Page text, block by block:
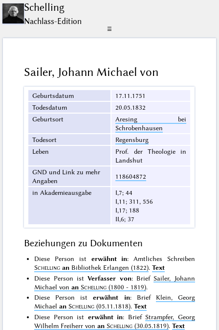
Schelling
Nachlass-Edition
☰
Sailer, Johann Michael von
Geburtsdatum
17.11.1751
Todesdatum
20.05.1832
Geburtsort
Aresing bei
Schrobenhausen
Todesort
Regensburg
Leben
Prof. der Theologie in
Landshut
GND und Link zu mehr
Angaben
118604872
in Akademieausgabe
I,7; 44
I,11; 311, 556
I,17; 188
II,6; 37
Beziehungen zu Dokumenten
Diese Person ist erwähnt in: Amtliches Schreiben
Schelling an Bibliothek Erlangen (1822).Text
Diese Person istVerfasser von: Brief Sailer, Johann
Michael vonan Schelling (1800 - 1819).
Diese Person isterwähnt in: Brief Klein, Georg
Michaelan Schelling (05.11.1818).Text
Diese Person ist erwähnt in: Brief Strampfer, Georg
Wilhelm Freiherr vonan Schelling (30.05.1819).Text